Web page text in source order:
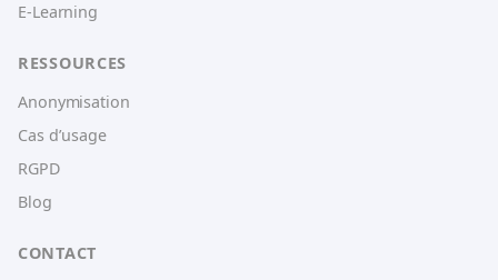
E-Learning
RESSOURCES
Anonymisation
Cas d’usage
RGPD
Blog
CONTACT